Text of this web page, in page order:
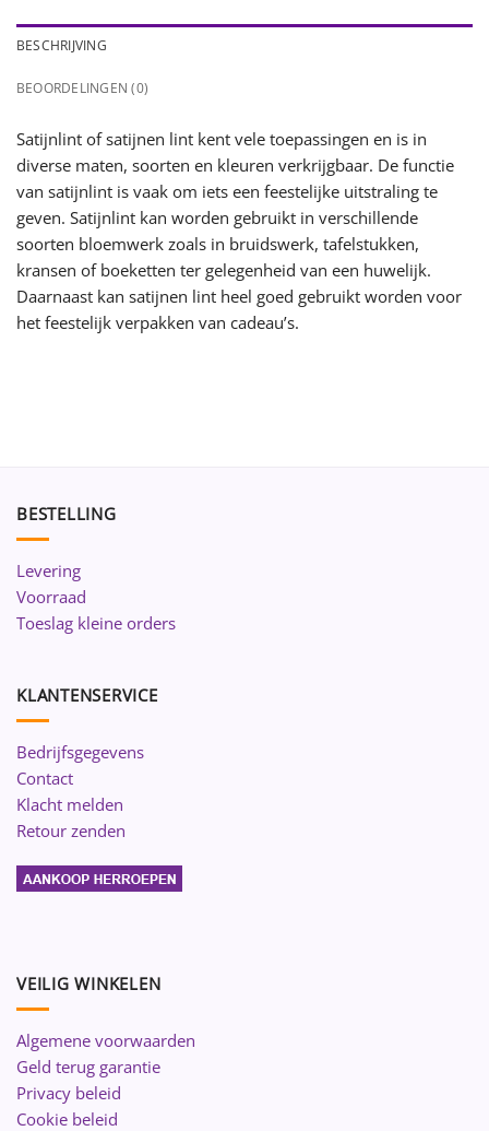
BESCHRIJVING
BEOORDELINGEN (0)
Satijnlint of satijnen lint kent vele toepassingen en is in
diverse maten, soorten en kleuren verkrijgbaar. De functie
van satijnlint is vaak om iets een feestelijke uitstraling te
geven. Satijnlint kan worden gebruikt in verschillende
soorten bloemwerk zoals in bruidswerk, tafelstukken,
kransen of boeketten ter gelegenheid van een huwelijk.
Daarnaast kan satijnen lint heel goed gebruikt worden voor
het feestelijk verpakken van cadeau’s.
BESTELLING
Levering
Voorraad
Toeslag kleine orders
KLANTENSERVICE
Bedrijfsgegevens
Contact
Klacht melden
Retour zenden
VEILIG WINKELEN
Algemene voorwaarden
Geld terug garantie
Privacy beleid
Cookie beleid